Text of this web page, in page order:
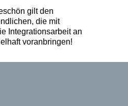
gilt den
die mit
Integrationsarbeit an
voranbringen!